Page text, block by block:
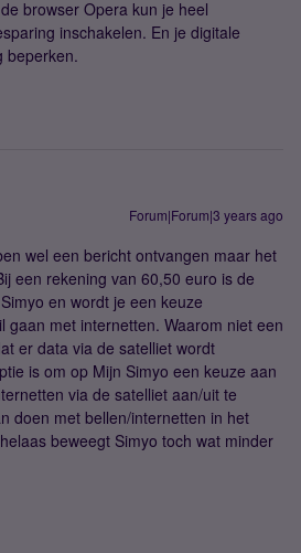
browser Opera kun je heel
inschakelen. En je digitale
beperken.
Forum|Forum|3 years ago
wel een bericht ontvangen maar het
een rekening van 60,50 euro is de
en wordt je een keuze
gaan met internetten. Waarom niet een
er data via de satelliet wordt
is om op Mijn Simyo een keuze aan
via de satelliet aan/uit te
doen met bellen/internetten in het
beweegt Simyo toch wat minder